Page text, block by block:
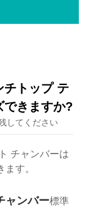
チトップ テ
できますか?
してください
チャンバーは
す。
ャンバー標準